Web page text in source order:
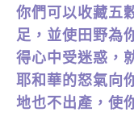
你們可以收藏五
足，並使田野為
得心中受迷惑，
耶和華的怒氣向
地也不出產，使